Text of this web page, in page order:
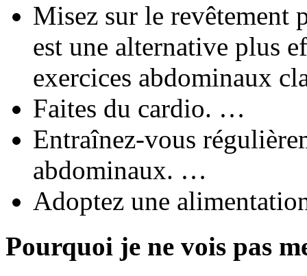
Misez sur le revêtement
est une alternative plus
exercices abdominaux
Faites du cardio. …
Entraînez-vous
abdominaux. …
Adoptez une
Pourquoi je ne vois pas